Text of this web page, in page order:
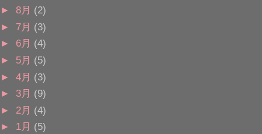
► 8月 (2)
► 7月 (3)
► 6月 (4)
► 5月 (5)
► 4月 (3)
► 3月 (9)
► 2月 (4)
► 1月 (5)